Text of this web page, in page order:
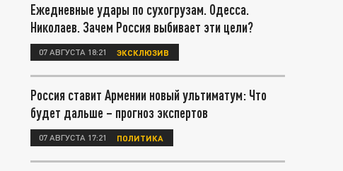
Ежедневные удары по сухогрузам. Одесса.
Николаев. Зачем Россия выбивает эти цели?
07 АВГУСТА 18:21 ЭКСКЛЮЗИВ
Россия ставит Армении новый ультиматум: Что
будет дальше – прогноз экспертов
07 АВГУСТА 17:21 ПОЛИТИКА